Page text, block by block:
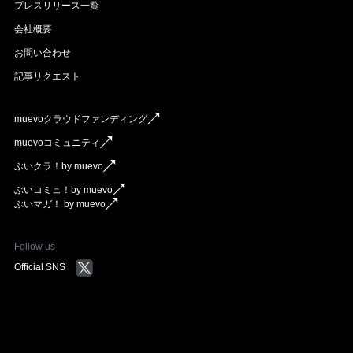
プレスリリース一覧
会社概要
お問い合わせ
記事リクエスト
muevoクラウドファンディング
muevoコミュニティ
ぶいクラ！by muevo
ぶいコミュ！by muevo
ぶいマガ！ by muevo
Follow us
Official SNS